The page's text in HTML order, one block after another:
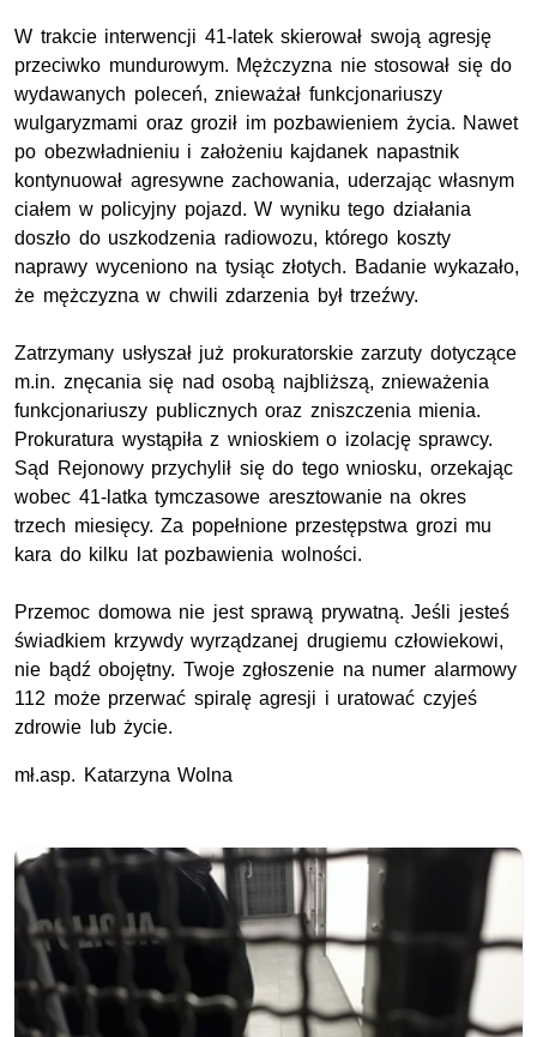
W trakcie interwencji 41-latek skierował swoją agresję
przeciwko mundurowym. Mężczyzna nie stosował się do
wydawanych poleceń, znieważał funkcjonariuszy
wulgaryzmami oraz groził im pozbawieniem życia. Nawet
po obezwładnieniu i założeniu kajdanek napastnik
kontynuował agresywne zachowania, uderzając własnym
ciałem w policyjny pojazd. W wyniku tego działania
doszło do uszkodzenia radiowozu, którego koszty
naprawy wyceniono na tysiąc złotych. Badanie wykazało,
że mężczyzna w chwili zdarzenia był trzeźwy.
Zatrzymany usłyszał już prokuratorskie zarzuty dotyczące
m.in. znęcania się nad osobą najbliższą, znieważenia
funkcjonariuszy publicznych oraz zniszczenia mienia.
Prokuratura wystąpiła z wnioskiem o izolację sprawcy.
Sąd Rejonowy przychylił się do tego wniosku, orzekając
wobec 41-latka tymczasowe aresztowanie na okres
trzech miesięcy. Za popełnione przestępstwa grozi mu
kara do kilku lat pozbawienia wolności.
Przemoc domowa nie jest sprawą prywatną. Jeśli jesteś
świadkiem krzywdy wyrządzanej drugiemu człowiekowi,
nie bądź obojętny. Twoje zgłoszenie na numer alarmowy
112 może przerwać spiralę agresji i uratować czyjeś
zdrowie lub życie.
mł.asp. Katarzyna Wolna